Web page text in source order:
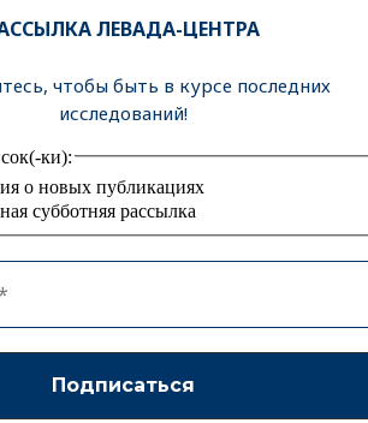
ЛЕВАДА-ЦЕНТРА
чтобы быть в курсе последних
исследований!
ки):
о новых публикациях
субботняя рассылка